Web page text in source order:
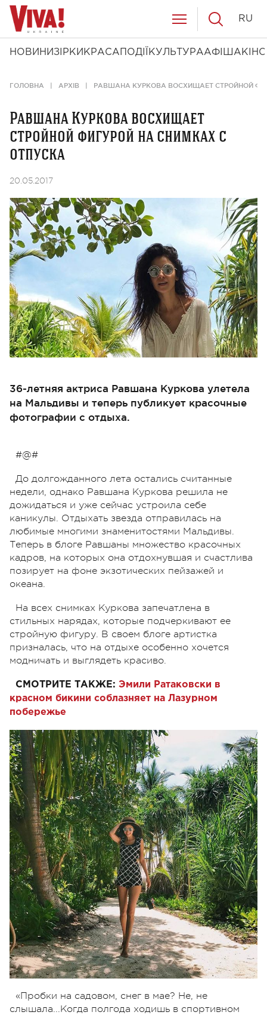
НОВИНИ ЗІРКИ КРАСА ПОДІЇ КУЛЬТУРААФІША КІНО
RU
ГОЛОВНА АРХІВ РАВШАНА КУРКОВА ВОСХИЩАЕТ СТРОЙНОЙ
Равшана Куркова восхищает
стройной фигурой на снимках с
отпуска
20.05.2017
36-летняя актриса Равшана Куркова улетела
на Мальдивы и теперь публикует красочные
фотографии с отдыха.
#@#
До долгожданного лета остались считанные
недели, однако Равшана Куркова решила не
дожидаться и уже сейчас устроила себе
каникулы. Отдыхать звезда отправилась на
любимые многими знаменитостями Мальдивы.
Теперь в блоге Равшаны множество красочных
кадров, на которых она отдохнувшая и счастлива
позирует на фоне экзотических пейзажей и
океана.
На всех снимках Куркова запечатлена в
стильных нарядах, которые подчеркивают ее
стройную фигуру. В своем блоге артистка
призналась, что на отдыхе особенно хочется
модничать и выглядеть красиво.
СМОТРИТЕ ТАКЖЕ: Эмили Ратаковски в
красном бикини соблазняет на Лазурном
побережье
«Пробки на садовом, снег в мае? Не, не
слышала...Когда полгода ходишь в спортивном